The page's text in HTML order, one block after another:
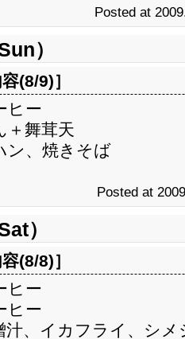
Posted at
）
(8/9)］
ヒー
＋舞茸天
ン、焼きそば
Posted at
）
(8/8)］
ヒー
ヒー
汁、イカフライ、シ